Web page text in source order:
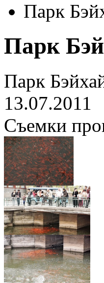
Парк
Парк
Парк
13.07.2011
Съемки